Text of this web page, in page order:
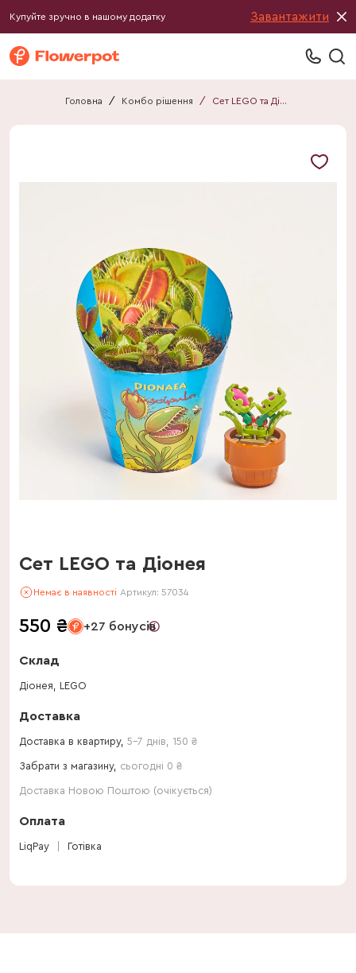
Купуйте зручно в нашому додатку Завантажити
Головна / Комбо рішення / Сет LEGO та Діонея
Сет LEGO та Діонея
Немає в наявності Артикул: 57034
550 ₴ +27 бонусів
Склад
Діонея, LEGO
Доставка
Доставка в квартиру, 5-7 днів 150 ₴
Забрати з магазину, сьогодні 0 ₴
Доставка Новою Поштою (очікується)
Оплата
LiqPay Готівка